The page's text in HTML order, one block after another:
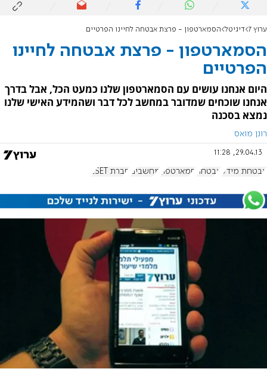
ערוץ 7 דיגיטל הסמארטפון - פרצת אבטחה לחיינו הפרטיים
הסמארטפון - פרצת אבטחה לחיינו
הפרטיים
היום אנחנו עושים עם הסמארטפון שלנו כמעט הכל, אבל בדרך
אנחנו שוכחים שמדובר במחשב לכל דבר ושהמידע האישי שלנו
נמצא בסכנה
רונן מואס
29.04.13, 11:28
אבטחת מידע אבטחה סמארטפון מחשבים חברת ESET